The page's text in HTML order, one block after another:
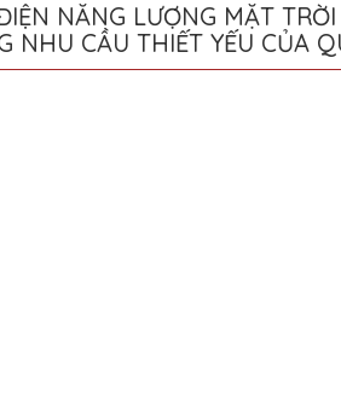
NĂNG LƯỢNG MẶT
CẦU THIẾT YẾU CỦA